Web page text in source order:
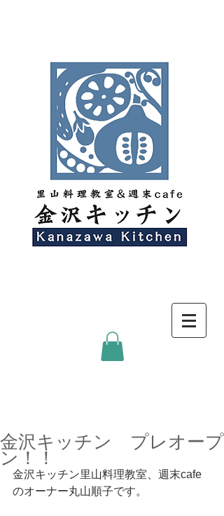
金沢キッチン プレオープ
ン！！
金沢キッチン里山料理教室、週末cafe
のオーナー丸山順子です。